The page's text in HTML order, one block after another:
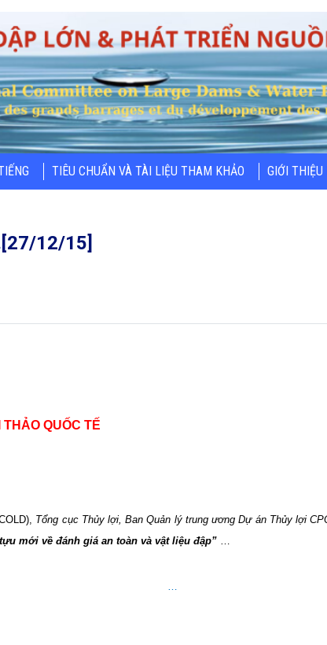
TIÊU CHUẨN VÀ TÀI LIỆU THAM KHẢO GIỚI THIỆU
12/15]
QUỐC TẾ
Tổng cục Thủy lợi, Ban Quản lý trung ương Dự án Thủy lợi
mới về đánh giá an toàn và vật liệu đập”
…